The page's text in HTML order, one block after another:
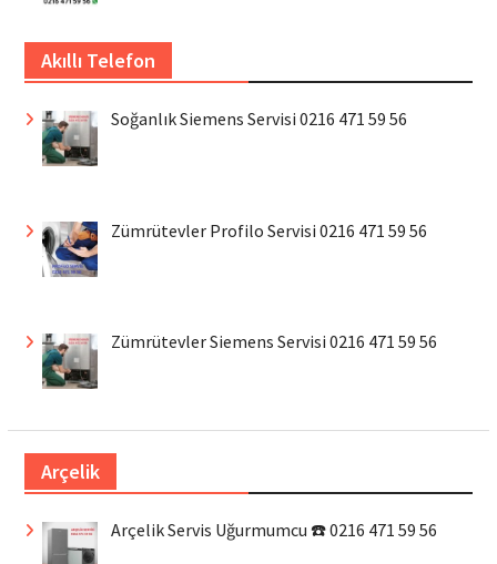
Akıllı Telefon
Soğanlık Siemens Servisi 0216 471 59 56
Zümrütevler Profilo Servisi 0216 471 59 56
Zümrütevler Siemens Servisi 0216 471 59 56
Arçelik
Arçelik Servis Uğurmumcu ☎️ 0216 471 59 56